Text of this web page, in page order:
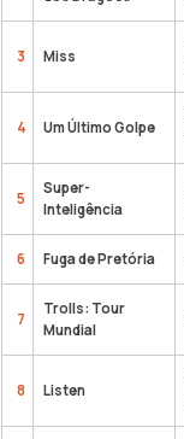
3 Miss
4 Um Último Golpe
5
Super-
Inteligência
6 Fuga de Pretória
7
Trolls: Tour
Mundial
8 Listen